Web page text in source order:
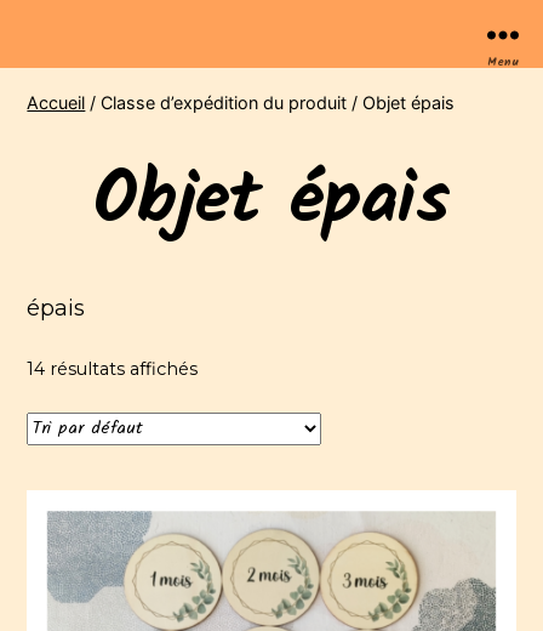
Menu
Accueil / Classe d’expédition du produit / Objet épais
Objet épais
épais
14 résultats affichés